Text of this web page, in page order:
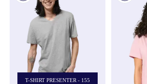
T-SHIRT PRESENTER - 155